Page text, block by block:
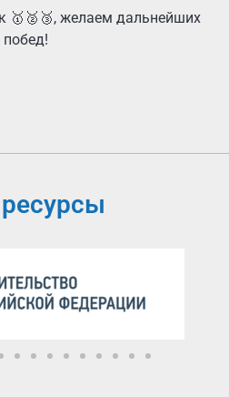
🥇🥈🥉, желаем дальнейших
побед!